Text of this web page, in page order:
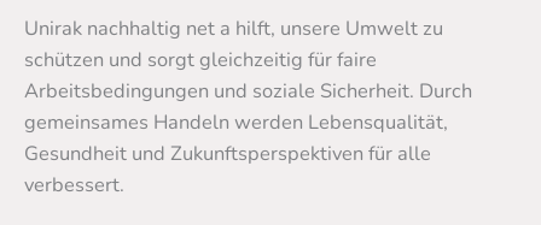
Unirak nachhaltig net a hilft, unsere Umwelt zu
schützen und sorgt gleichzeitig für faire
Arbeitsbedingungen und soziale Sicherheit. Durch
gemeinsames Handeln werden Lebensqualität,
Gesundheit und Zukunftsperspektiven für alle
verbessert.